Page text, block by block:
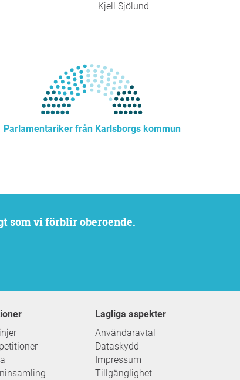
Kjell Sjölund
Parlamentariker från Karlsborgs kommun
som vi förblir oberoende.
Lagliga aspekter
Användaravtal
Dataskydd
Impressum
Tillgänglighet